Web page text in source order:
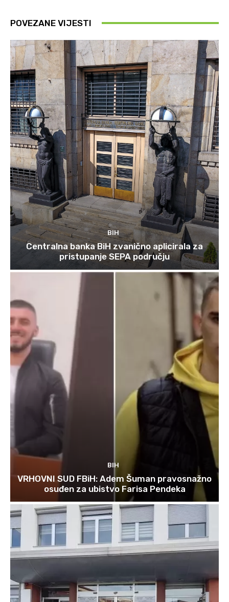
POVEZANE VIJESTI
BIH
Centralna banka BiH zvanično aplicirala za
pristupanje SEPA području
BIH
VRHOVNI SUD FBiH: Adem Šuman pravosnažno
osuđen za ubistvo Farisa Pendeka